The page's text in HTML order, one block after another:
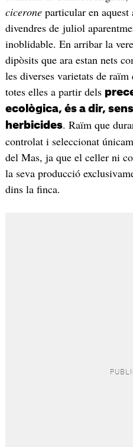
ciceroneparticular en aquest
divendres de juliol
inoblidable. En arribar la
dipòsits que ara estan nets
les diverses varietats de
totes elles a partir dels
ecològica, és a dir,
herbicides. Raïm que
controlat i seleccionat
del Mas, ja que el celler ni
la seva producció
dins la finca.